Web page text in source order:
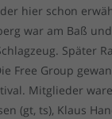
hier schon
war am Baß
Später
Free Group
Mitglieder
(gt, ts), Klaus